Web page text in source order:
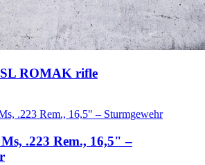
ROMAK rifle
.223 Rem., 16,5" –